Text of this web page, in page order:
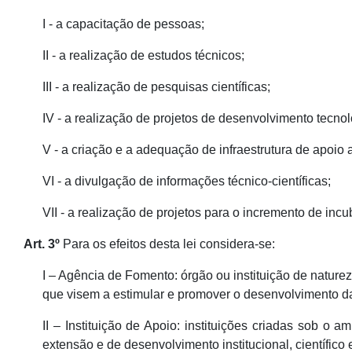
I - a capacitação de pessoas;
II - a realização de estudos técnicos;
III - a realização de pesquisas científicas;
IV - a realização de projetos de desenvolvimento
V - a criação e a adequação de infraestrutura de
VI - a divulgação de informações técnico-científicas;
VII - a realização de projetos para o incremento de
Art. 3º Para os efeitos desta lei considera-se:
I – Agência de Fomento: órgão ou instituição de
que visem a estimular e promover o desenvolvimento
II – Instituição de Apoio: instituições criadas sob o
extensão e de desenvolvimento institucional, científico